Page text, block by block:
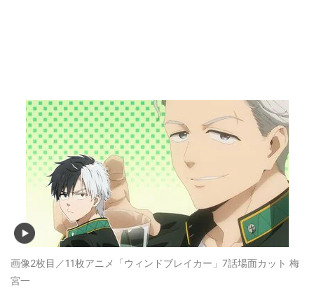
画像2枚目／11枚アニメ「ウィンドブレイカー」7話場面カット 梅
宮一